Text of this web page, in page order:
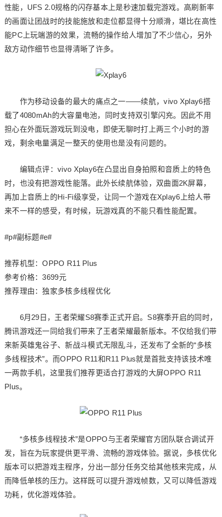
性能，UFS 2.0规格的闪存基本上是秒速加载完游戏。高刷新率
的画面让团战时的技能施放和走位都显得十分顺滑，堪比在高性
能PC上玩端游的效果，流畅的操作给人增加了不少信心，另外
敌方动作细节也显得清晰了许多。
作为移动设备的最大的痛点之一——续航，vivo Xplay6搭
载了4080mAh的大容量电池，同时支持双引擎闪充。因此不用
担心在外面玩游戏玩到没电，即使无聊时打上两三个小时的游
戏，剩余电量满足一整天的使用也是没有问题的。
编辑点评：vivo Xplay6在凸显出自身拍照和音质上的特色
时，也没有把游戏性能落。此外长续航体验，双曲面2K屏幕，
再加上音质上的Hi-Fi级享受，让同一个游戏在Xplay6上给人带
来不一样的感受，有时候，玩游戏真的不能只看性能配置。
#p#副标题#e#
推荐机型：OPPO R11 Plus
参考价格：3699元
推荐理由：独家多核多线程优化
6月29日，王者荣耀S8赛季正式开启。S8赛季开启的同时，
腾讯游戏还一同给我们带来了王者荣耀最新版本。不仅给我们带
来新英雄鬼谷子、新战斗模式无限乱斗，还发布了全新的“多核
多线程技术”。而OPPO R11和R11 Plus就是首批支持该技术唯
一两款手机，这里我们推荐更适合打游戏的大屏OPPO R11
Plus。
“多核多线程技术”是OPPO与王者荣耀官方团队联合调试开
发，旨在为玩家提供更平滑、流畅的游戏体验。据说，多核优化
版本可以把游戏主程序，分出一部分任务交给其他核来完成，从
而降低单核的压力。这样既可以提升游戏帧数，又可以降低游戏
功耗，优化游戏体验。